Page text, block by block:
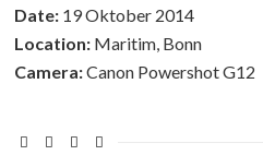
Date: 19 Oktober 2014
Location: Maritim, Bonn
Camera:Canon Powershot G12